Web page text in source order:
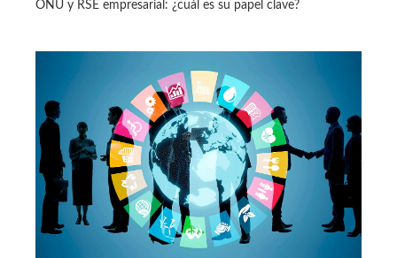
ONU y RSE empresarial: ¿cuál es su papel clave?